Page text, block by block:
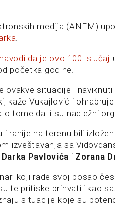
medija (ANEM)
da je ovo 100. slučaj
početka godine.
ovakve situacije i
kaže Vukajlović i
tome da li su nadležni
i ranije na terenu bili
izveštavanja sa
Darka Pavlovića i Zorana
koji rade svoj posao
te pritiske prihvatili kao
situacije koje su